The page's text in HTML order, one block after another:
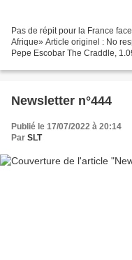
Pas de répit pour la France
Afrique» Article originel : No
Pepe Escobar The Craddle,
Newsletter n°444
Publié le 17/07/2022 à 20:14
Par SLT